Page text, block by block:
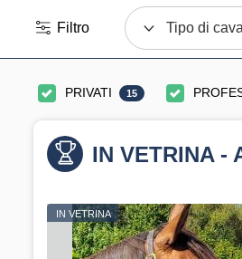
Filtro Tipo di
PRIVATI 15
IN VETRINA
IN VETRINA